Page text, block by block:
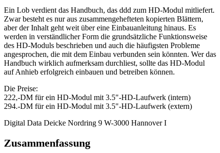
Ein Lob verdient das Handbuch, das ddd zum HD-Modul mitliefert.
Zwar besteht es nur aus zusammengehefteten kopierten Blättern,
aber der Inhalt geht weit über eine Einbauanleitung hinaus. Es
werden in verständlicher Form die grundsätzliche Funktionsweise
des HD-Moduls beschrieben und auch die häufigsten Probleme
angesprochen, die mit dem Einbau verbunden sein könnten. Wer das
Handbuch wirklich aufmerksam durchliest, sollte das HD-Modul
auf Anhieb erfolgreich einbauen und betreiben können.
Die Preise:
222,-DM für ein HD-Modul mit 3.5"-HD-Laufwerk (intern)
294.-DM für ein HD-Modul mit 3.5"-HD-Laufwerk (extern)
Digital Data Deicke Nordring 9 W-3000 Hannover I
Zusammenfassung